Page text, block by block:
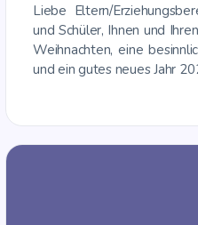
Lie­be Eltern/
und Schü­ler, Ihnen und
Weih­nach­ten, eine
und ein gutes neu­es Jahr